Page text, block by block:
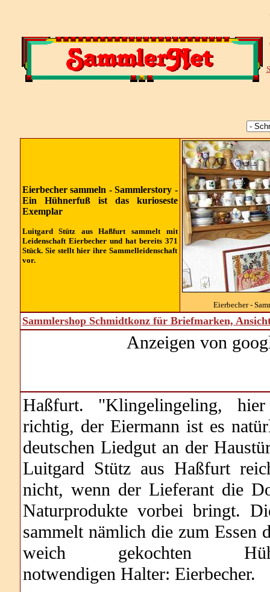
Eierbecher sammeln - Sammlerstory -
Ein Hühnerfuß ist das kurioseste
Exemplar
Luitgard Stütz aus Haßfurt sammelt mit
Leidenschaft Eierbecher und hat bereits 371
Stück. Sie stellt hier ihre Sammelleidenschaft
vor.
Eierbecher -
Sammlershop Schmidtkonz für Briefmarken,
Anzeigen von
Haßfurt. "Klingelingeling,
richtig, der Eiermann ist es
deutschen Liedgut an der
Luitgard Stütz aus Haßfurt
nicht, wenn der Lieferant die
Naturprodukte vorbei bringt.
sammelt nämlich die zum Essen
weich gekochten
notwendigen Halter: Eierbecher.